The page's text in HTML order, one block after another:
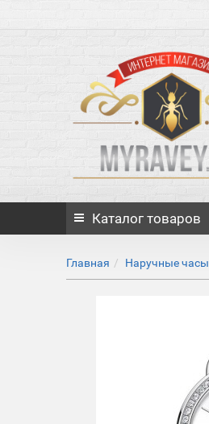
Каталог товаров
Главная Наручные часы